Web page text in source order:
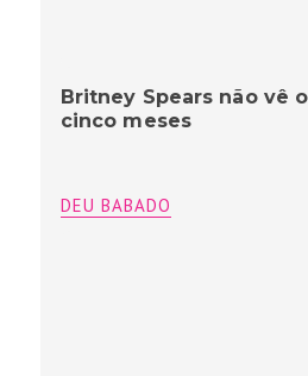
Britney Spears não vê
cinco meses
DEU BABADO